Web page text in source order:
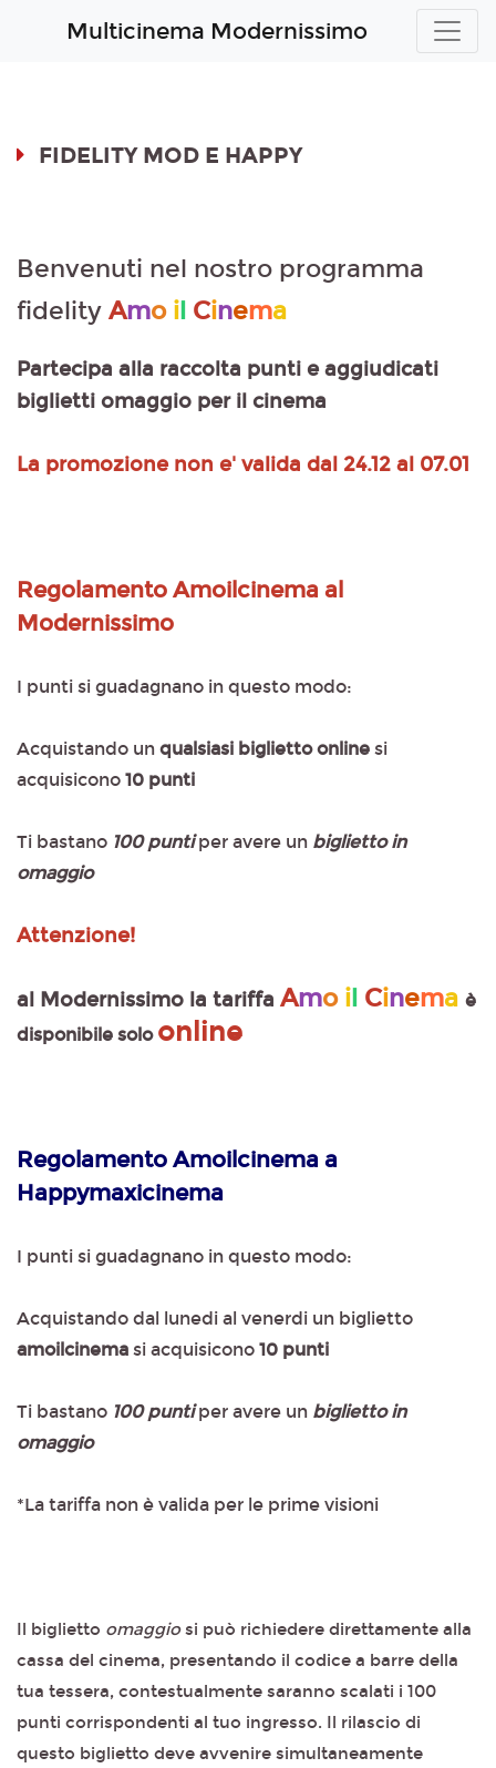
Multicinema Modernissimo
FIDELITY MOD E HAPPY
Benvenuti nel nostro programma
fidelity Amo il Cinema
Partecipa alla raccolta punti e aggiudicati
biglietti omaggio per il cinema
La promozione non e' valida dal 24.12 al 07.01
Regolamento Amoilcinema al
Modernissimo
I punti si guadagnano in questo modo:
Acquistando un qualsiasi biglietto online si
acquisicono 10 punti
Ti bastano 100 puntiper avere un biglietto in
omaggio
Attenzione!
al Modernissimo la tariffa Amo il Cinema è
disponibile solo online
Regolamento Amoilcinema a
Happymaxicinema
I punti si guadagnano in questo modo:
Acquistando dal lunedi al venerdi un biglietto
amoilcinema si acquisicono 10 punti
Ti bastano 100 puntiper avere un biglietto in
omaggio
*La tariffa non è valida per le prime visioni
Il biglietto omaggiosi può richiedere direttamente alla
cassa del cinema, presentando il codice a barre della
tua tessera, contestualmente saranno scalati i 100
punti corrispondenti al tuo ingresso. Il rilascio di
questo biglietto deve avvenire simultaneamente